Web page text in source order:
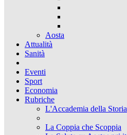
Aosta
Attualità
Sanità
Eventi
Sport
Economia
Rubriche
L'Accademia della Storia
La Coppia che Scoppia